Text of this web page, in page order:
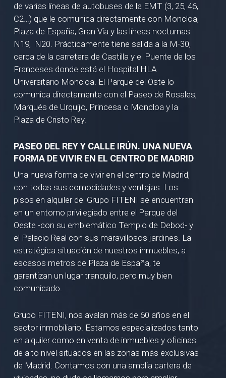
de varias líneas de autobuses de la EMT (3, 25, 46,
C2…) que le comunica directamente con Moncloa,
Plaza de España, Gran Vía y las líneas nocturnas
N19, N20. Prácticamente tiene salida a la M-30,
cerca de la carretera de Castilla y el Puente de los
Franceses donde está el Hospital HLA
Universitario Moncloa. El Parque del Oste lo
comunica directamente con el Paseo de Rosales,
Marqués de Urquijo, Princesa o Moncloa y la
Plaza de Cristo Rey.
PASEO DEL REY Y CALLE IRÚN. UNA NUEVA
FORMA DE VIVIR EN EL CENTRO DE MADRID
Una nueva forma de vivir en el centro de Madrid,
con todas sus comodidades y ventajas. Los
pisos en alquiler del Grupo FITENI se encuentran
en un entorno privilegiado entre el Parque del
Oeste -con su emblemático Templo de Debod- y
el Palacio Real con sus maravillosos jardines. La
estratégica situación de nuestros inmuebles, a
escasos metros de Plaza de España, te
garantizan un lugar tranquilo, pero muy bien
comunicado.
Grupo FITENI, nos avalan más de 60 años en el
sector inmobiliario. Estamos especializados tanto
en alquiler como en venta de inmuebles y oficinas
de alto nivel situados en las zonas más exclusivas
de Madrid. Contamos con una amplia cartera de